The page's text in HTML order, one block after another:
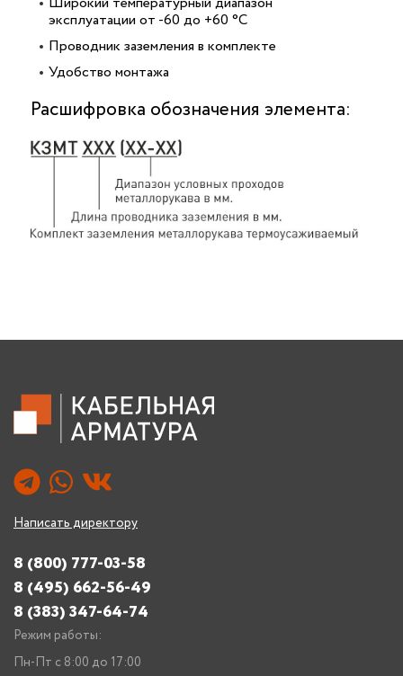
эксплуатации от -60 до +60 °С
Проводник заземления в комплекте
Удобство монтажа
Расшифровка обозначения элемента:
Написать директору
8 (800) 777-03-58
8 (495) 662-56-49
8 (383) 347-64-74
Режим работы:
Пн-Пт с 8:00 до 17:00